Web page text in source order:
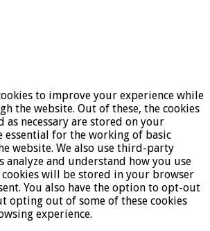
to improve your experience while
the website. Out of these, the cookies
as necessary are stored on your
essential for the working of basic
website. We also use third-party
analyze and understand how you use
cookies will be stored in your browser
You also have the option to opt-out
opting out of some of these cookies
experience.